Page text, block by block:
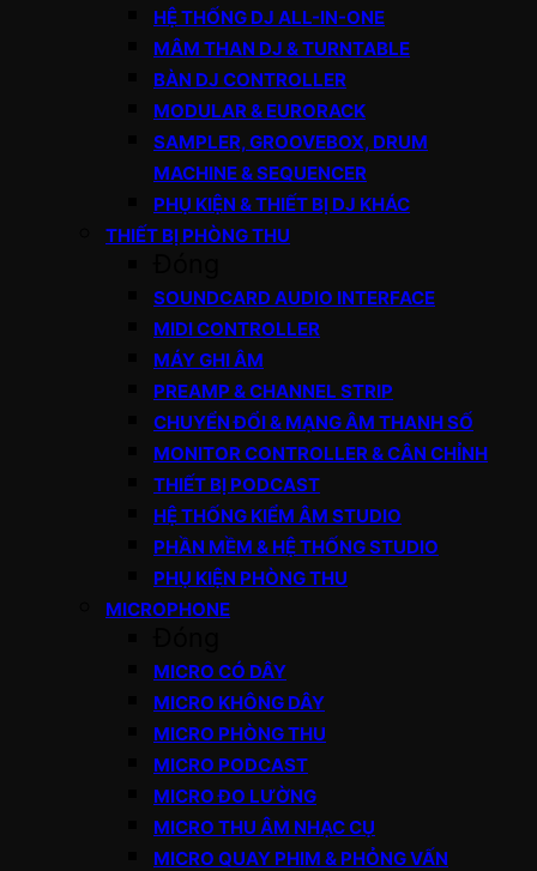
HỆ THỐNG DJ ALL-IN-ONE
MÂM THAN DJ & TURNTABLE
BÀN DJ CONTROLLER
MODULAR & EURORACK
SAMPLER, GROOVEBOX, DRUM
MACHINE & SEQUENCER
PHỤ KIỆN & THIẾT BỊ DJ KHÁC
THIẾT BỊ PHÒNG THU
SOUNDCARD AUDIO INTERFACE
MIDI CONTROLLER
MÁY GHI ÂM
PREAMP & CHANNEL STRIP
CHUYỂN ĐỔI & MẠNG ÂM THANH SỐ
MONITOR CONTROLLER & CÂN CHỈNH
THIẾT BỊ PODCAST
HỆ THỐNG KIỂM ÂM STUDIO
PHẦN MỀM & HỆ THỐNG STUDIO
PHỤ KIỆN PHÒNG THU
MICROPHONE
MICRO CÓ DÂY
MICRO KHÔNG DÂY
MICRO PHÒNG THU
MICRO PODCAST
MICRO ĐO LƯỜNG
MICRO THU ÂM NHẠC CỤ
MICRO QUAY PHIM & PHỎNG VẤN